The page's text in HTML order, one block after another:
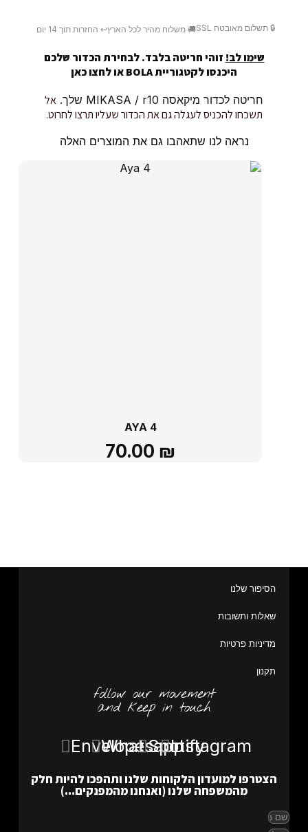
🔒 תשלום מאובטח SSL 🚚 משלוח מהיר לכל הארץ↩️ החזרות תוך 14 יום
שימו לב! זוהי חריטה בלבד. לבחירת הכדור שלכם
היכנסו לקטגוריית BOLA או
לחצו כאן
חריטה לכדור מיקאסה MIKASA / r10 שלך.
אל
תשכחו להכניס לעגלה גם את הכדור שעליו תרצו לחרוט.
נראה לנו שתאהבו גם את המוצרים האלה
AYA 4
70.00 ₪
הסיפור שלנו
שאלות ותשובות
מדיניות פרטיות
תקנון
follow our movement
and keep in touch
Instagram
Spotify
Whatsapp
Envelope
הצטרפו למועדון הלקוחות שלנו ותהפכו להיות חלק
מהמשפחה שלנו (ואנחנו מהמפנקים...)